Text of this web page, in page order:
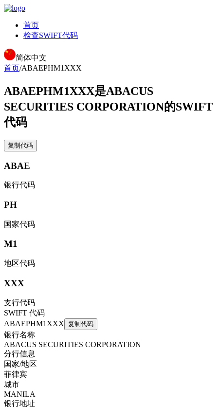
首页
检查SWIFT代码
简体中文
首页/ABAEPHM1XXX
ABAEPHM1XXX是ABACUS
SECURITIES CORPORATION的SWIFT
代码
复制代码
ABAE
银行代码
PH
国家代码
M1
地区代码
XXX
支行代码
SWIFT 代码
ABAEPHM1XXX 复制代码
银行名称
ABACUS SECURITIES CORPORATION
分行信息
国家/地区
菲律宾
城市
MANILA
银行地址